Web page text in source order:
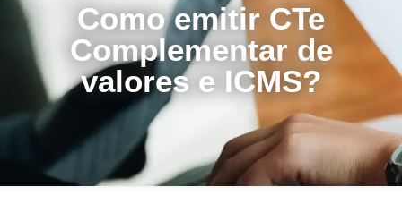
Como emitir CTe
Complementar de
valores e ICMS?